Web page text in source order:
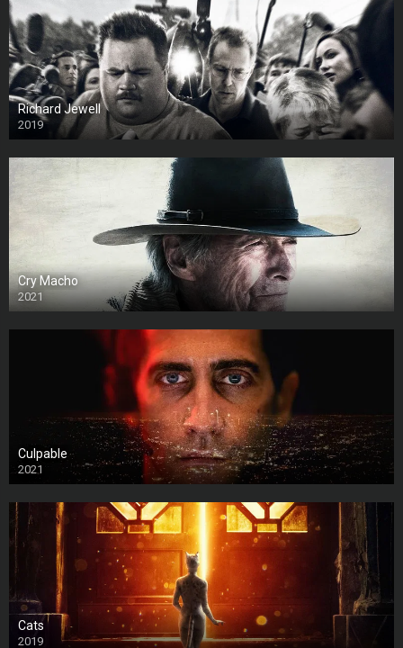
Richard Jewell
2019
Cry Macho
2021
Culpable
2021
Cats
2019